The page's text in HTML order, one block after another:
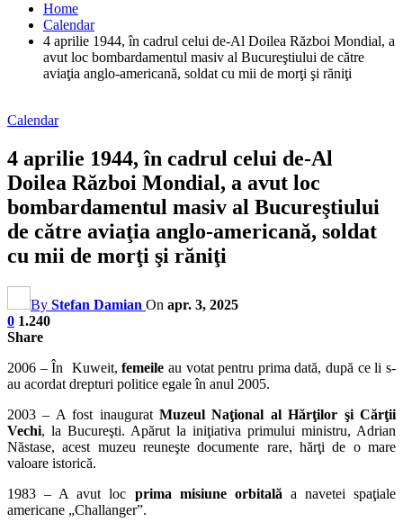
Home
Calendar
4 aprilie 1944, în cadrul celui de-Al Doilea Război Mondial, a
avut loc bombardamentul masiv al Bucureştiului de către
aviaţia anglo-americană, soldat cu mii de morţi şi răniţi
Calendar
4 aprilie 1944, în cadrul celui de-Al
Doilea Război Mondial, a avut loc
bombardamentul masiv al Bucureştiului
de către aviaţia anglo-americană, soldat
cu mii de morţi şi răniţi
By Stefan Damian On apr. 3, 2025
0 1.240
Share
2006 – În Kuweit,femeile au votat pentru prima dată, după ce li s-
au acordat drepturi politice egale în anul 2005.
2003 – A fost inaugurat Muzeul Naţional al Hărţilor şi Cărţii
Vechi, la Bucureşti. Apărut la iniţiativa primului ministru, Adrian
Năstase, acest muzeu reuneşte documente rare, hărţi de o mare
valoare istorică.
1983 – A avut loc prima misiune orbitală a navetei spaţiale
americane „Challanger”.